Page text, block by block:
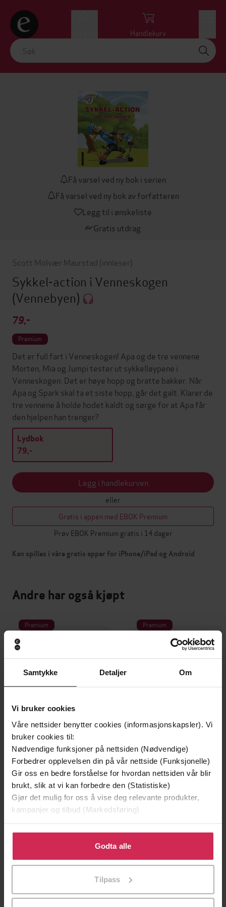
Samtykke Detaljer Om
Vi bruker cookies
Våre nettsider benytter cookies (informasjonskapsler). Vi
bruker cookies til:
Nødvendige funksjoner på nettsiden (Nødvendige)
Forbedrer opplevelsen din på vår nettside (Funksjonelle)
Gir oss en bedre forståelse for hvordan nettsiden vår blir
brukt, slik at vi kan forbedre den (Statistiske)
Gjør det mulig for oss å vise deg relevante produkter,
kampanjer og tilbud (Markedsføring)
Klikk på «Godta alle» for å gi oss ditt samtykke til å
bruke cookies for alle disse formålene. Du kan også
tilpasse ditt samtykke til spesifikke formål ved å klikke
Godta alle
Tilpass
Handlekurv
Få varsel ved ny bok i serien
Få varsel ved ny bok av forfatteren
Legg til i ønskeliste
Gratis utdrag
Scott Molvær Maurstad (innleser)
Sykkel-action i Venneskogen
(Vennebyen)
79,-
Premium
Det er full fart i Venneskogen! Apa og de tre vennene
Morten, Mia og Jumpi tester ut sykkelløypene i
Venneskogen. Det er høye hopp og bratte bakker. Når
Apa og Spark skal ta et siste hopp, går det galt. Klarer de
tre vennene å holde hodet kaldt og sørge for at Apa får
den hjelpen han trenger?
Lydbok
79,-
Legg i handlekurven
eller
Gratis i appen med EBOK Premium
Prøv EBOK Premium gratis i 14 dager
Kan spilles i våre gratis apper for iPhone/iPad og Android
Andre har også kjøpt
Premium
169,-
Blod på snø
Jo Nesbø
LYDBOK
Premium
249,-
Camilla Brinck
Scott Molvær Maurstad(innleser)
Forlag Cappelen Damm